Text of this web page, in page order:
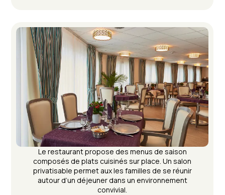
Le restaurant propose des menus de saison
composés de plats cuisinés sur place. Un salon
privatisable permet aux les familles de se réunir
autour d’un déjeuner dans un environnement
convivial.